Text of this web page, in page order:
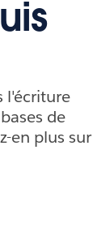
l'écriture
de
en plus sur